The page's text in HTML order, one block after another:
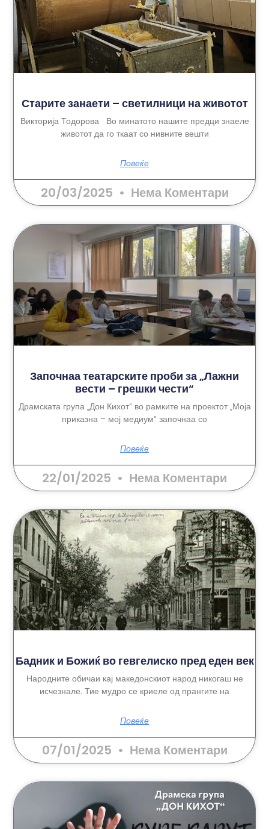
Старите занаети – светилници на животот
Викторија Тодорова Во минатото нашите предци знаеле
животот да го ткаат со нивните вешти
Повеќе
20/03/2025 Нема Коментари
Започнаа театарските проби за „Лажни
вести – грешки чести“
Драмската група „Дон Кихот“ во рамките на проектот „Моја
приказна – мој медиум“ започнаа со
Повеќе
22/01/2025 Нема Коментари
Бадник и Божиќ во гевгелиско пред еден век
Народните обичаи кај македонскиот народ никогаш не
исчезнале. Тие мудро се криеле од прангите на
Повеќе
07/01/2025 Нема Коментари